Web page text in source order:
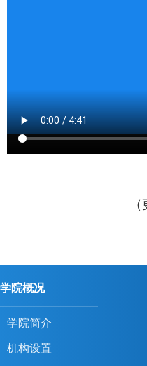
（更新日
学院概况
学院简介
机构设置